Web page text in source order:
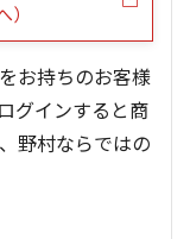
お持ちのお客様
グインすると商
野村ならではの